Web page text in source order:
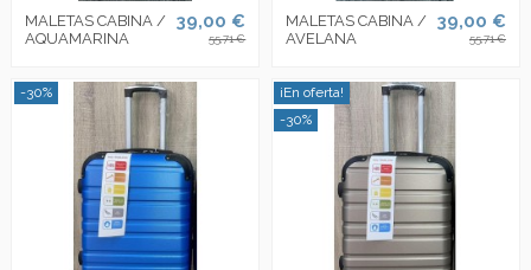
MALETAS CABINA /
AQUAMARINA
39,00 €
55,71 €
MALETAS CABINA /
AVELANA
39,00 €
55,71 €
-30%
¡En oferta!
-30%